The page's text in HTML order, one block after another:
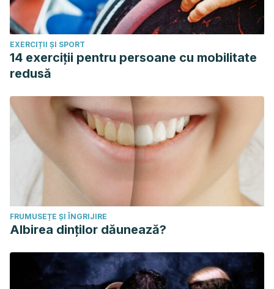
European Medicines Agency. Marshmallow root.
Noviembre 2016.
Frye R, Bailey J, et al. Which treatments provide the most
relief for pharyngitis pain?
Goldman R. Honey for treatment of cough in children.
Official Publication of the College of Family Physicians of
Canada. Diciembre 2014. 60 (12): 1107-1110.
Jull, A. B., Cullum, N., Dumville, J. C., Westby, M. J.,
Deshpande, S., & Walker, N. (2015). Honey as a topical
treatment for wounds. Cochrane Database of Systematic
Reviews.
https://doi.org/10.1002/14651858.CD005083.pub4.
Jung, T. H., Rho, J. H., Hwang, J. H., Lee, J. H., Cha, S. C., &
Woo, S. C. The effect of the humidifier on sore throat and
cough after thyroidectomy. Korean Journal of
Anesthesiology. 2011; 61(6): 470-474.
EXERCIȚII ȘI SPORT
14 exerciții pentru persoane cu mobilitate
redusă
FRUMUSEȚE ȘI ÎNGRIJIRE
Albirea dinților dăunează?